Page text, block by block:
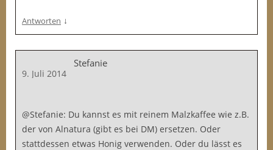
Antworten ↓
Stefanie
9. Juli 2014
@Stefanie: Du kannst es mit reinem Malzkaffee wie z.B.
der von Alnatura (gibt es bei DM) ersetzen. Oder
stattdessen etwas Honig verwenden. Oder du lässt es